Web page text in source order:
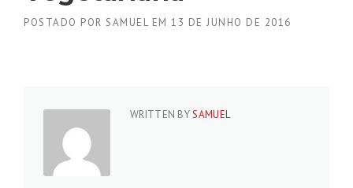
POSTADO POR SAMUELEM 13 DE JUNHO DE 2016
WRITTEN BYSAMUEL